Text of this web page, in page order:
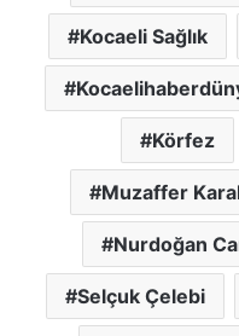
Kocaeli Sağlık
Körfez
Muzaffer
Nurdoğan
Selçuk Çelebi